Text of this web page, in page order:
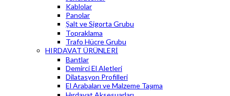
Kablolar
Panolar
Şalt ve Sigorta Grubu
Topraklama
Trafo Hücre Grubu
HIRDAVAT ÜRÜNLERİ
Bantlar
Demirci El Aletleri
Dilatasyon Profilleri
El Arabaları ve Malzeme Taşıma